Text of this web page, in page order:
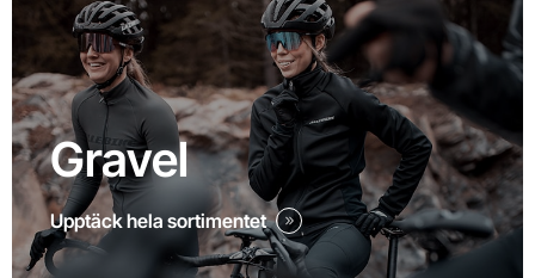
Gravel
Upptäck hela sortimentet